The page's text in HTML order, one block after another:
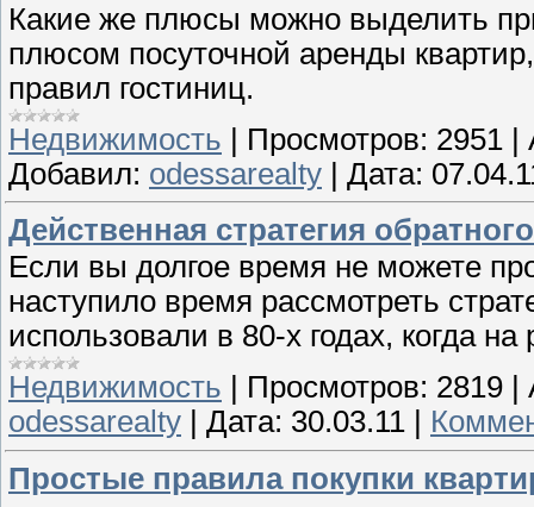
Какие же плюсы можно выделить
плюсом посуточной аренды
правил гостиниц.
Недвижимость | Просмотров: 2951 |
Добавил: odessarealty | Дата:
Действенная стратегия
Если вы долгое время не можете
наступило время рассмотреть
использовали в 80-х годах, когда
Недвижимость
Просмотров: 2819
odessarealty
Дата: 30.03.11
Простые правила покупки